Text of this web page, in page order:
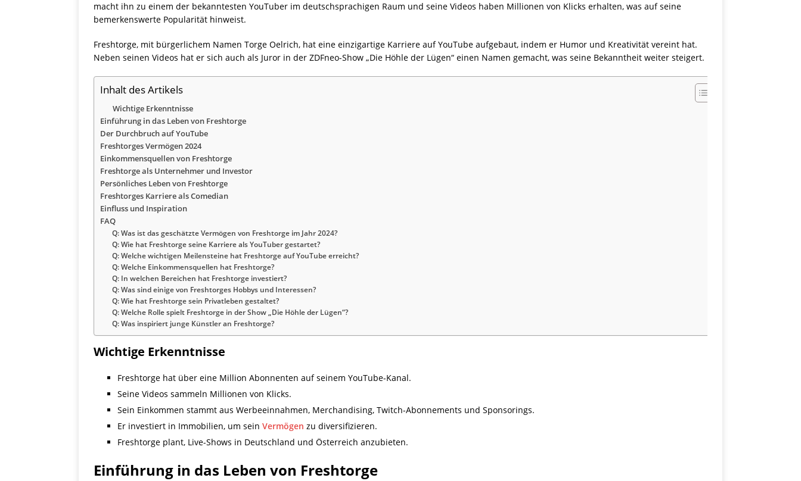
macht ihn zu einem der bekanntesten YouTuber im deutschsprachigen Raum und seine Videos haben Millionen von Klicks erhalten, was auf seine
bemerkenswerte Popularität hinweist.
Freshtorge, mit bürgerlichem Namen Torge Oelrich, hat eine einzigartige Karriere auf YouTube aufgebaut, indem er Humor und Kreativität vereint hat.
Neben seinen Videos hat er sich auch als Juror in der ZDFneo-Show „Die Höhle der Lügen“ einen Namen gemacht, was seine Bekanntheit weiter steigert.
Inhalt des Artikels
Wichtige Erkenntnisse
Einführung in das Leben von Freshtorge
Der Durchbruch auf YouTube
Freshtorges Vermögen 2024
Einkommensquellen von Freshtorge
Freshtorge als Unternehmer und Investor
Persönliches Leben von Freshtorge
Freshtorges Karriere als Comedian
Einfluss und Inspiration
FAQ
Q: Was ist das geschätzte Vermögen von Freshtorge im Jahr 2024?
Q: Wie hat Freshtorge seine Karriere als YouTuber gestartet?
Q: Welche wichtigen Meilensteine hat Freshtorge auf YouTube erreicht?
Q: Welche Einkommensquellen hat Freshtorge?
Q: In welchen Bereichen hat Freshtorge investiert?
Q: Was sind einige von Freshtorges Hobbys und Interessen?
Q: Wie hat Freshtorge sein Privatleben gestaltet?
Q: Welche Rolle spielt Freshtorge in der Show „Die Höhle der Lügen“?
Q: Was inspiriert junge Künstler an Freshtorge?
Wichtige Erkenntnisse
Freshtorge hat über eine Million Abonnenten auf seinem YouTube-Kanal.
Seine Videos sammeln Millionen von Klicks.
Sein Einkommen stammt aus Werbeeinnahmen, Merchandising, Twitch-Abonnements und Sponsorings.
Er investiert in Immobilien, um sein Vermögen zu diversifizieren.
Freshtorge plant, Live-Shows in Deutschland und Österreich anzubieten.
Einführung in das Leben von Freshtorge